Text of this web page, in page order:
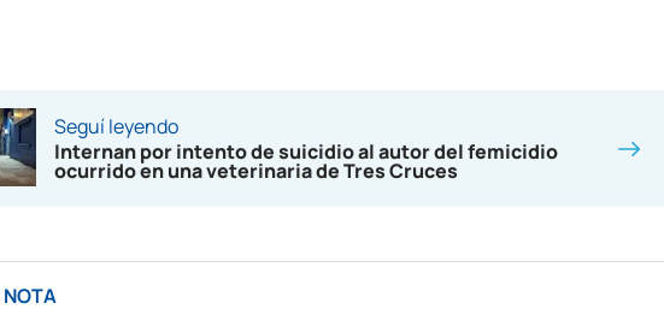
Seguí leyendo
Internan por intento de suicidio al autor del femicidio
ocurrido en una veterinaria de Tres Cruces
NOTA